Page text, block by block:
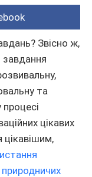
Звісно ж,
та
цікавих
цікавішим,